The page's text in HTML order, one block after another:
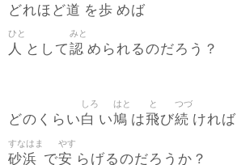
どれほど道 を歩 めば
人
ひと
として認
みと
められるのだろう？
どのくらい白
しろ
い鳩
はと
は飛
と
び続
つづ
ければ
砂浜
すなはま
で安
やす
らげるのだろうか？